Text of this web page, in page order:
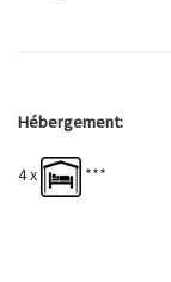
Hébergement:
4 x ***